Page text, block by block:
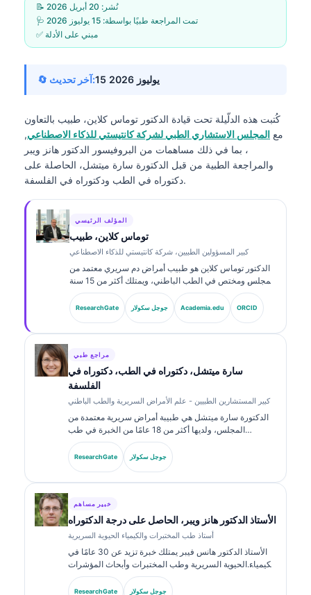
📝 نُشر: 20 أبريل 2026
🩺 تمت المراجعة طبيًا بواسطة: 15 يوليوز 2026
✅ مبني على الأدلة
🔄 آخر تحديث: 15 يوليوز 2026
كُتبت هذه الدلّيلة تحت قيادة الدكتور توماس كلاين، طبيب بالتعاون
مع المجلس الاستشاري الطبي لشركة كانتيستي للذكاء الاصطناعي,
، بما في ذلك مساهمات من البروفيسور الدكتور هانز ويبر
والمراجعة الطبية من قبل الدكتورة سارة ميتشل، الحاصلة على
دكتوراه في الطب ودكتوراه في الفلسفة.
المؤلف الرئيسي
توماس كلاين، طبيب
كبير المسؤولين الطبيين، شركة كانتيستي للذكاء الاصطناعي
الدكتور توماس كلاين هو طبيب أمراض دم سريري معتمد من
المجلس ومختص في الطب الباطني، ويمتلك أكثر من 15 سنة
من الخبرة في طب المختبرات والتحليل السريري المدعوم
بالذكاء الاصطناعي. بصفته كبير المسؤولين الطبيين في
Kantesti AI، يوفّر الإشراف السريري على دقة المعلومات
ResearchGate جوجل سكولار Academia.edu ORCID
مراجع طبي
سارة ميتشل، دكتوراه في الطب، دكتوراه في
الفلسفة
كبير المستشارين الطبيين - علم الأمراض السريرية والطب الباطني
الدكتورة سارة ميتشل هي طبيبة أمراض سريرية معتمدة من
المجلس، ولديها أكثر من 18 عامًا من الخبرة في طب
المختبرات والتحليل التشخيصي. تحمل شهادات تخصصية في
الكيمياء السريرية، ونشرت على نطاق واسع حول لوحات
ResearchGate جوجل سكولار
خبير مساهم
الأستاذ الدكتور هانز ويبر، الحاصل على درجة الدكتوراه
أستاذ طب المختبرات والكيمياء الحيوية السريرية
الأستاذ الدكتور هانس فيبر يمتلك خبرة تزيد عن 30 عامًا في
الكيمياء الحيوية السريرية وطب المختبرات وأبحاث المؤشرات
الحيوية. كان رئيسًا سابقًا للجمعية الألمانية للكيمياء السريرية،
ويتخصص في تحليل لوحات التشخيص، وتوحيد المؤشرات
ResearchGate جوجل سكولار